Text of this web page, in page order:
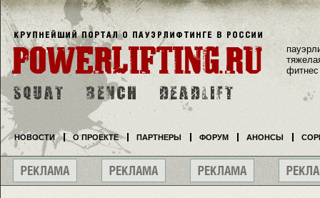
фитнес
НОВОСТИ О ПРОЕКТЕ ПАРТНЕРЫ ФОРУМ АНОНСЫ